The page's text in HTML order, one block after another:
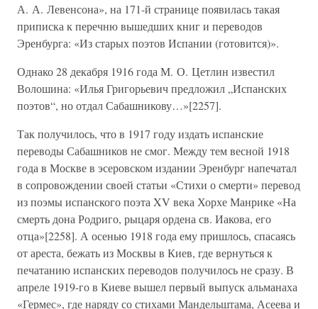
А. А. Левенсона», на 171-й странице появилась такая
приписка к перечню вышедших книг и переводов
Эренбурга: «Из старых поэтов Испании (готовится)».
Однако 28 декабря 1916 года М. О. Цетлин известил
Волошина: «Илья Григорьевич предложил „Испанских
поэтов“, но отдал Сабашникову…»[2257].
Так получилось, что в 1917 году издать испанские
переводы Сабашников не смог. Между тем весной 1918
года в Москве в эсеровском издании Эренбург напечатал
в сопровождении своей статьи «Стихи о смерти» перевод
из поэмы испанского поэта XV века Хорхе Манрике «На
смерть дона Родриго, рыцаря ордена св. Иакова, его
отца»[2258]. А осенью 1918 года ему пришлось, спасаясь
от ареста, бежать из Москвы в Киев, где вернуться к
печатанию испанских переводов получилось не сразу. В
апреле 1919-го в Киеве вышел первый выпуск альманаха
«Гермес», где наряду со стихами Мандельштама, Асеева и